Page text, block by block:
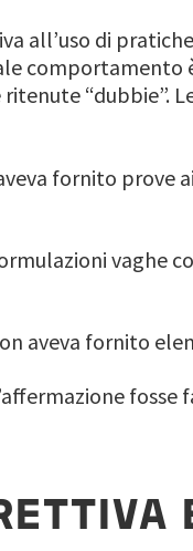
all’uso di
“dubbie”.
fornito prove
vaghe
aveva fornito